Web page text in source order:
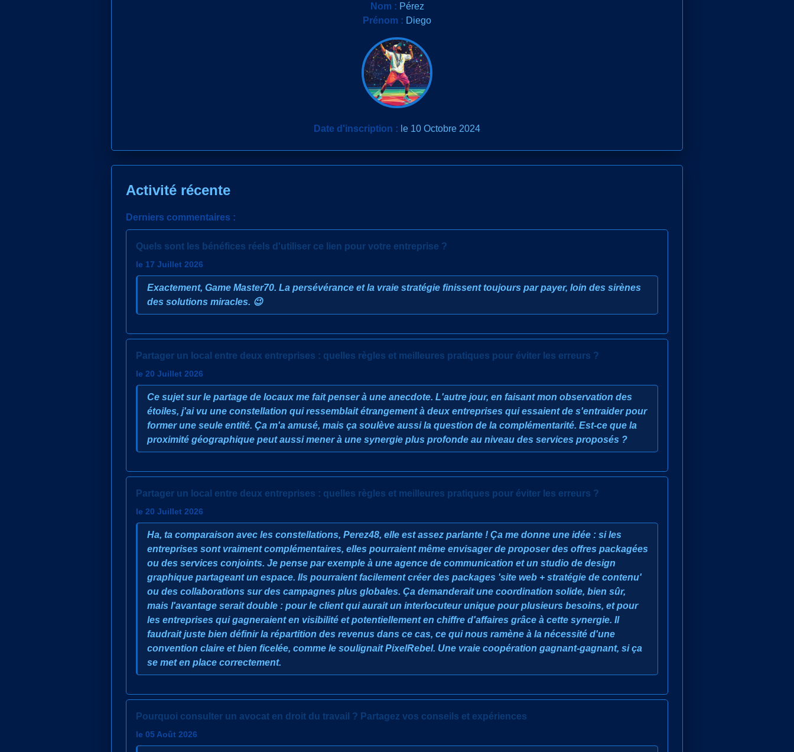
Nom : Pérez
Prénom : Diego
Date d'inscription : le 10 Octobre 2024
Activité récente
Derniers commentaires :
Quels sont les bénéfices réels d'utiliser ce lien pour votre entreprise ?
le 17 Juillet 2026
Exactement, Game Master70. La persévérance et la vraie stratégie finissent toujours par payer, loin des sirènes
des solutions miracles. 😉
Partager un local entre deux entreprises : quelles règles et meilleures pratiques pour éviter les erreurs ?
le 20 Juillet 2026
Ce sujet sur le partage de locaux me fait penser à une anecdote. L'autre jour, en faisant mon observation des
étoiles, j'ai vu une constellation qui ressemblait étrangement à deux entreprises qui essaient de s'entraider pour
former une seule entité. Ça m'a amusé, mais ça soulève aussi la question de la complémentarité. Est-ce que la
proximité géographique peut aussi mener à une synergie plus profonde au niveau des services proposés ?
Partager un local entre deux entreprises : quelles règles et meilleures pratiques pour éviter les erreurs ?
le 20 Juillet 2026
Ha, ta comparaison avec les constellations, Perez48, elle est assez parlante ! Ça me donne une idée : si les
entreprises sont vraiment complémentaires, elles pourraient même envisager de proposer des offres packagées
ou des services conjoints. Je pense par exemple à une agence de communication et un studio de design
graphique partageant un espace. Ils pourraient facilement créer des packages 'site web + stratégie de contenu'
ou des collaborations sur des campagnes plus globales. Ça demanderait une coordination solide, bien sûr,
mais l'avantage serait double : pour le client qui aurait un interlocuteur unique pour plusieurs besoins, et pour
les entreprises qui gagneraient en visibilité et potentiellement en chiffre d'affaires grâce à cette synergie. Il
faudrait juste bien définir la répartition des revenus dans ce cas, ce qui nous ramène à la nécessité d'une
convention claire et bien ficelée, comme le soulignait PixelRebel. Une vraie coopération gagnant-gagnant, si ça
se met en place correctement.
Pourquoi consulter un avocat en droit du travail ? Partagez vos conseils et expériences
le 05 Août 2026